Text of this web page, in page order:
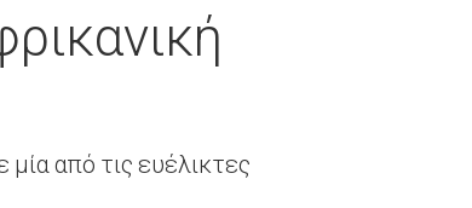
από τις ευέλικτες